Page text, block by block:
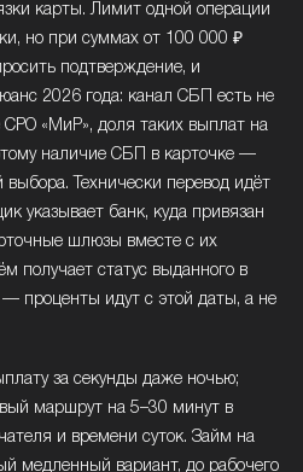
карты. Лимит одной операции
но при суммах от 100 000 ₽
подтверждение, и
2026 года: канал СБП есть не
«МиР», доля таких выплат на
наличие СБП в карточке —
Технически перевод идёт
указывает банк, куда привязан
шлюзы вместе с их
получает статус выданного в
проценты идут с этой даты, а не
за секунды даже ночью;
маршрут на 5–30 минут в
и времени суток. Займ на
медленный вариант, до рабочего